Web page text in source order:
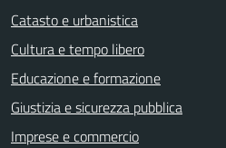
Catasto e urbanistica
Cultura e tempo libero
Educazione e formazione
Giustizia e sicurezza pubblica
Imprese e commercio